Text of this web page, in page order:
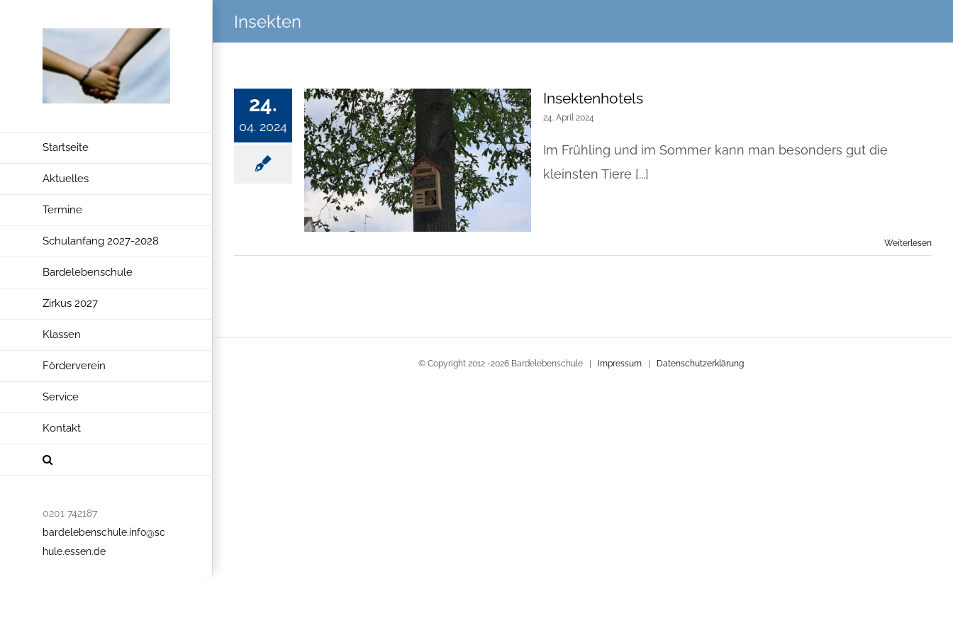
springen
Startseite
Aktuelles
Termine
Schulanfang 2027-2028
Bardelebenschule
Zirkus 2027
Klassen
Förderverein
Service
Kontakt
0201 742187
bardelebenschule.info@sc
hule.essen.de
Insekten
24.
04. 2024
Insektenhotels
24. April 2024
Im Frühling und im Sommer kann man besonders gut die
kleinsten Tiere [...]
Weiterlesen
© Copyright 2012 -2026 Bardelebenschule | Impressum| Datenschutzerklärung